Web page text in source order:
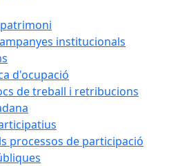
institucionals
d'ocupació
de treball i retribucions
processos de participació